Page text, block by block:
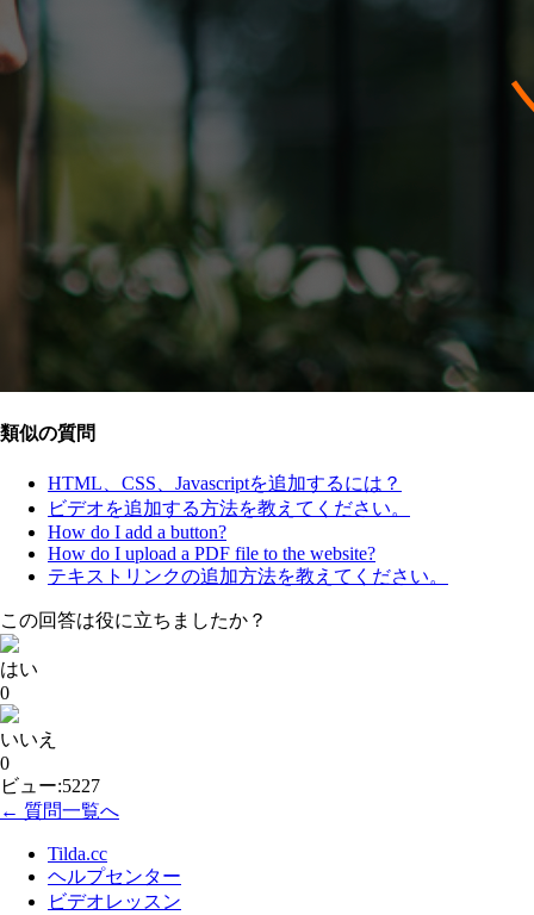
類似の質問
HTML、CSS、Javascriptを追加するには？
ビデオを追加する方法を教えてください。
How do I add a button?
How do I upload a PDF file to the website?
テキストリンクの追加方法を教えてください。
この回答は役に立ちましたか？
はい
0
いいえ
0
ビュー:5227
← 質問一覧へ
Tilda.cc
ヘルプセンター
ビデオレッスン